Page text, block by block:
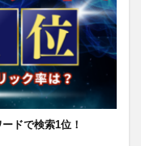
ドで検索1位！